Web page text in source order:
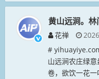
黄山远涧。
花禅
#
山远涧农庄绿
卷，欲饮一花